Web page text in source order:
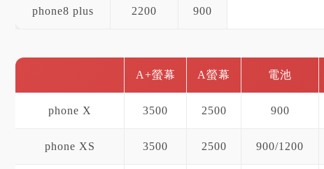
phone8 plus 2200 900
A+螢幕 A螢幕 電池
phone X 3500 2500 900
phone XS 3500 2500 900/1200